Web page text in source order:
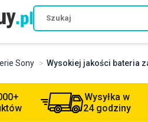
Sony Wysokiej jakości bateria
Wysyłka w
24 godziny